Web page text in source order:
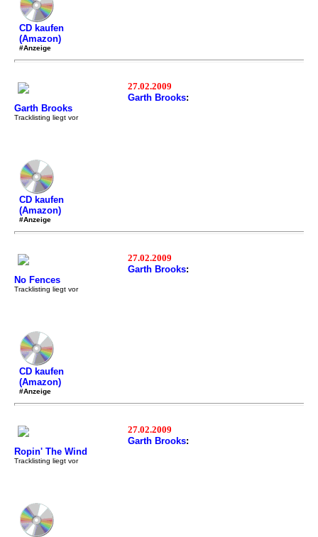
CD kaufen
(Amazon)
#Anzeige
27.02.2009
Garth Brooks:
Garth Brooks
Tracklisting liegt vor
CD kaufen
(Amazon)
#Anzeige
27.02.2009
Garth Brooks:
No Fences
Tracklisting liegt vor
CD kaufen
(Amazon)
#Anzeige
27.02.2009
Garth Brooks:
Ropin' The Wind
Tracklisting liegt vor